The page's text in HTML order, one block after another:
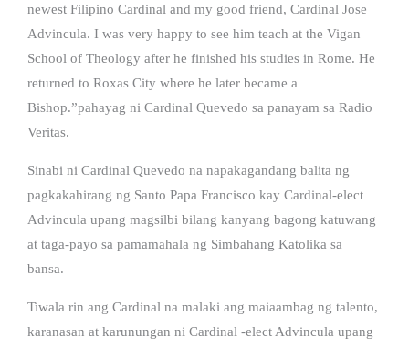
newest Filipino Cardinal and my good friend, Cardinal Jose
Advincula. I was very happy to see him teach at the Vigan
School of Theology after he finished his studies in Rome. He
returned to Roxas City where he later became a
Bishop.”pahayag ni Cardinal Quevedo sa panayam sa Radio
Veritas.
Sinabi ni Cardinal Quevedo na napakagandang balita ng
pagkakahirang ng Santo Papa Francisco kay Cardinal-elect
Advincula upang magsilbi bilang kanyang bagong katuwang
at taga-payo sa pamamahala ng Simbahang Katolika sa
bansa.
Tiwala rin ang Cardinal na malaki ang maiaambag ng talento,
karanasan at karunungan ni Cardinal -elect Advincula upang